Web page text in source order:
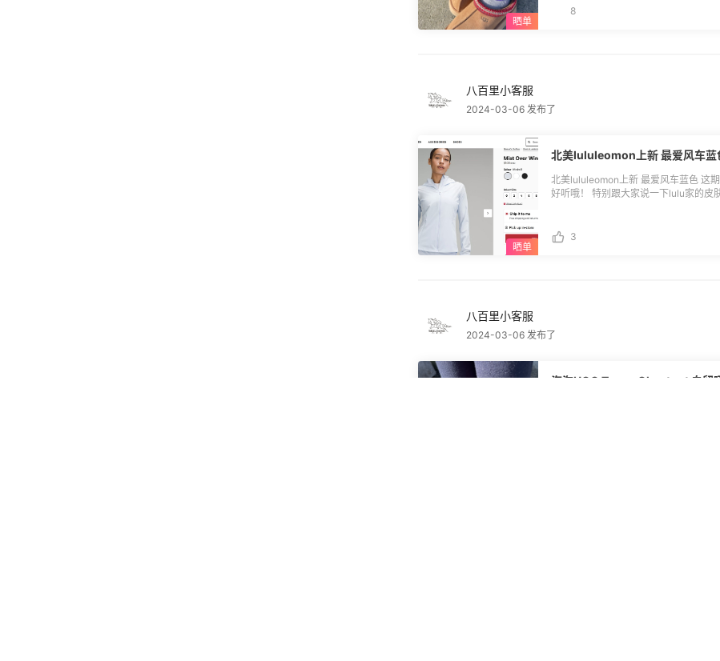
袜子就出门了！哈哈
8
八百里小客服
2024-03-06 发布了
北美lululeomon上新 最爱风
北美lululeomon上新 最爱风车蓝色 这期上新的新颜色 我最新的是风车蓝 名字也很
好听哦！ 特别跟大家说一下lulu家的皮
了女性的腰线优点，入手一件经典的黑
3
八百里小客服
2024-03-06 发布了
海淘UGG Tazz - Chestnut 自留